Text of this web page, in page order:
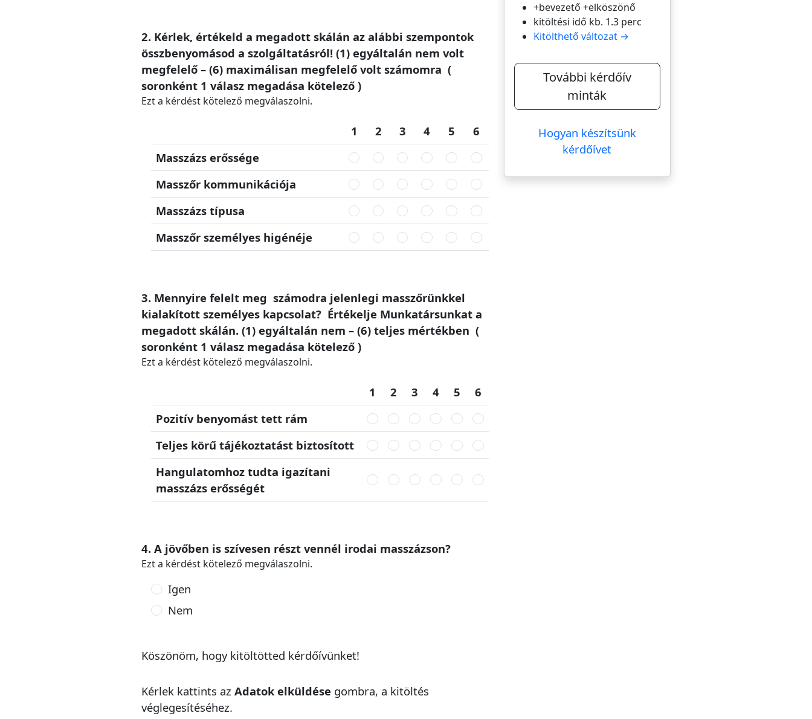
2. Kérlek, értékeld a megadott skálán az alábbi szempontok
összbenyomásod a szolgáltatásról! (1) egyáltalán nem volt
megfelelő – (6) maximálisan megfelelő volt számomra (
soronként 1 válasz megadása kötelező )
Ezt a kérdést kötelező megválaszolni.
1 2 3 4 5
6
Masszázs erőssége
Masszőr kommunikációja
Masszázs típusa
Masszőr személyes higénéje
3. Mennyire felelt meg számodra jelenlegi masszőrünkkel
kialakított személyes kapcsolat? Értékelje Munkatársunkat a
megadott skálán. (1) egyáltalán nem – (6) teljes mértékben (
soronként 1 válasz megadása kötelező )
Ezt a kérdést kötelező megválaszolni.
1 2 3 4 5
6
Pozitív benyomást tett rám
Teljes körű tájékoztatást biztosított
Hangulatomhoz tudta igazítani
masszázs erősségét
4. A jövőben is szívesen részt vennél irodai masszázson?
Ezt a kérdést kötelező megválaszolni.
Igen
Nem
Köszönöm, hogy kitöltötted kérdőívünket!
Kérlek kattints az Adatok elküldése gombra, a kitöltés
véglegesítéséhez.
+bevezető +elköszönő
kitöltési idő kb. 1.3 perc
Kitölthető változat →
További kérdőív
minták
Hogyan készítsünk
kérdőívet